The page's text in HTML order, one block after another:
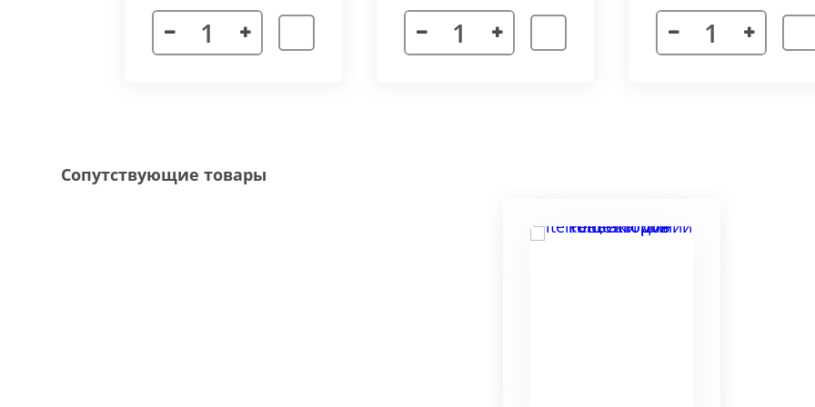
Декоративная рамка выполнена из алюминия. Придает прибору завершенности и помогает
напольного покрытия и короба конвектора, а также увеличивает жесткость короба.
соединения 70 градусов.
большей длины, конвектор собирается из отдельных сегментов.
Сопутствующие товары